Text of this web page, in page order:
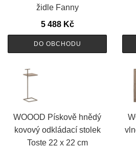
židle Fanny
5 488 Kč
DO OBCHODU
WOOOD Pískově hnědý
kovový odkládací stolek
Toste 22 x 22 cm